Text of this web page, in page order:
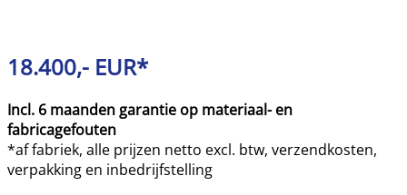
18.400,- EUR*
Incl. 6 maanden garantie op materiaal- en
fabricagefouten
*af fabriek, alle prijzen netto excl. btw, verzendkosten,
verpakking en inbedrijfstelling